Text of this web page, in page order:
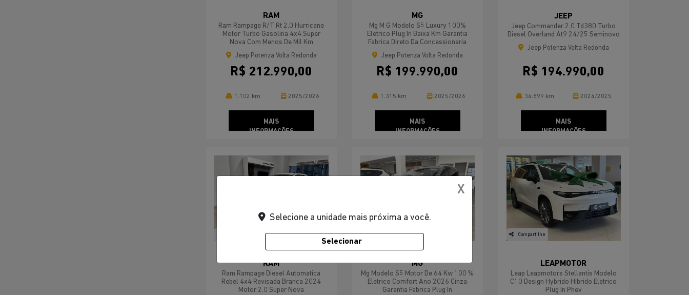
RAM
Ram Rampage R/t Rt 2.0 Hurricane
Motor Turbo Gasolina 4x4 Super
Nova Com Menos De Mil Km
Jeep Potenza Volta Redonda
R$ 212.990,00
1.102 km 2025/2026
MAIS
INFORMAÇÕES
MG
Mg M G Modelo S5 Luxury 100%
Eletrico Plug In Baixa Km Garantia
Fabrica Direto Da Concessionaria
Jeep Potenza Volta Redonda
R$ 199.990,00
1.315 km 2025/2026
MAIS
INFORMAÇÕES
JEEP
Jeep Commander 2.0 Td380 Turbo
Diesel Overland At9 24/25 Seminovo
Jeep Potenza Volta Redonda
R$ 194.990,00
34.899 km 2024/2025
MAIS
INFORMAÇÕES
RAM
Ram Rampage Diesel Automatica
Rebel 4x4 Revisada Branca 2024
Motor 2.0 Super Nova
Compartilhe
MG
Mg Modelo S5 Motor De 64 Kw 100 %
Eletrico Comfort Ano 2026 Cinza
Garantia Fabrica Plug In
Compartilhe
LEAPMOTOR
Leap Leapmotors Stellantis Modelo
C10 Design Hybrido Hibrido Eletrico
Plug In Phev
X
Selecione a unidade mais próxima a você.
Selecionar